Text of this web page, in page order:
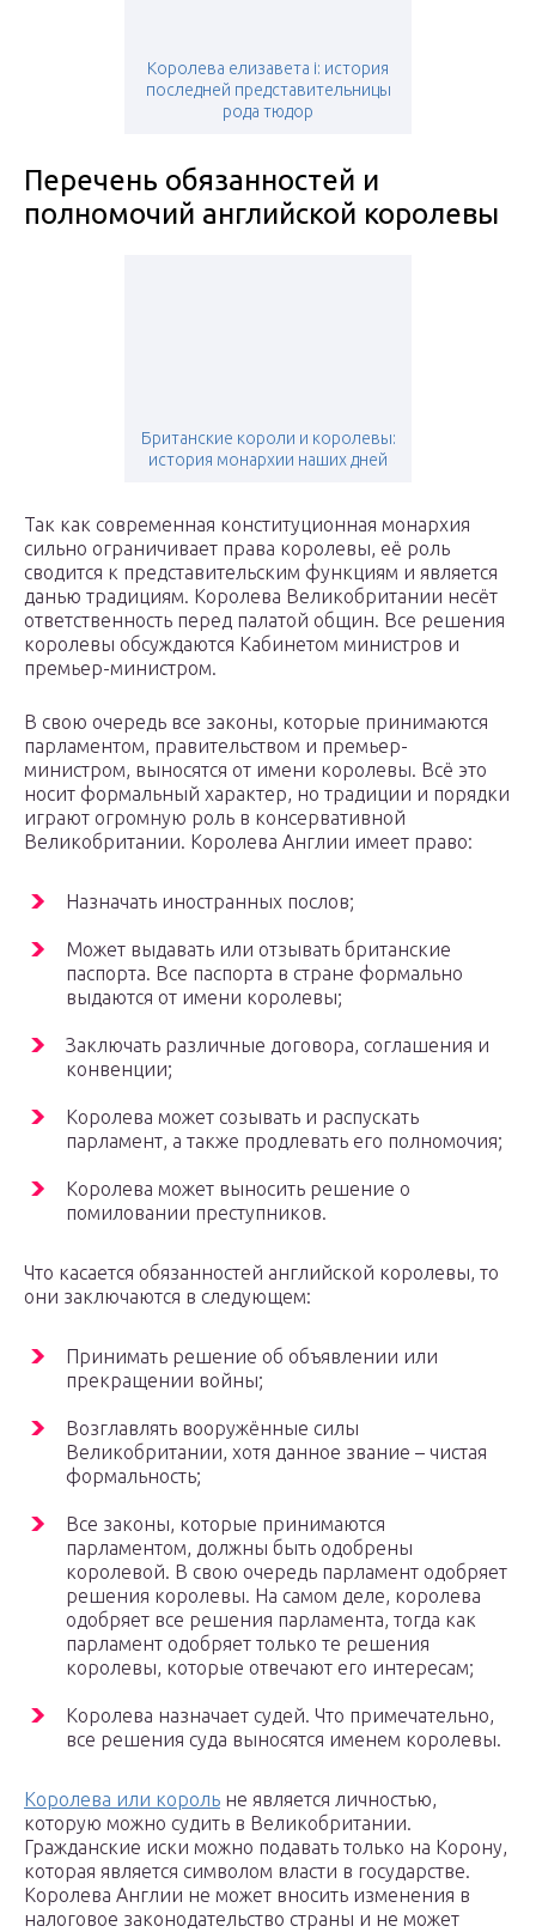
Королева елизавета i: история
последней представительницы
рода тюдор
Перечень обязанностей и
полномочий английской королевы
Британские короли и королевы:
история монархии наших дней
Так как современная конституционная монархия
сильно ограничивает права королевы, её роль
сводится к представительским функциям и является
данью традициям. Королева Великобритании несёт
ответственность перед палатой общин. Все решения
королевы обсуждаются Кабинетом министров и
премьер-министром.
В свою очередь все законы, которые принимаются
парламентом, правительством и премьер-
министром, выносятся от имени королевы. Всё это
носит формальный характер, но традиции и порядки
играют огромную роль в консервативной
Великобритании. Королева Англии имеет право:
Назначать иностранных послов;
Может выдавать или отзывать британские
паспорта. Все паспорта в стране формально
выдаются от имени королевы;
Заключать различные договора, соглашения и
конвенции;
Королева может созывать и распускать
парламент, а также продлевать его полномочия;
Королева может выносить решение о
помиловании преступников.
Что касается обязанностей английской королевы, то
они заключаются в следующем:
Принимать решение об объявлении или
прекращении войны;
Возглавлять вооружённые силы
Великобритании, хотя данное звание – чистая
формальность;
Все законы, которые принимаются
парламентом, должны быть одобрены
королевой. В свою очередь парламент одобряет
решения королевы. На самом деле, королева
одобряет все решения парламента, тогда как
парламент одобряет только те решения
королевы, которые отвечают его интересам;
Королева назначает судей. Что примечательно,
все решения суда выносятся именем королевы.
Королева или король не является личностью,
которую можно судить в Великобритании.
Гражданские иски можно подавать только на Корону,
которая является символом власти в государстве.
Королева Англии не может вносить изменения в
налоговое законодательство страны и не может